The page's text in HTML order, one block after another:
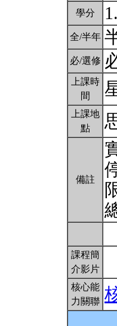
學分
全/半年
必/選修
上課時
間
上課地
點
備註
課程簡
介影片
核心能
力關聯